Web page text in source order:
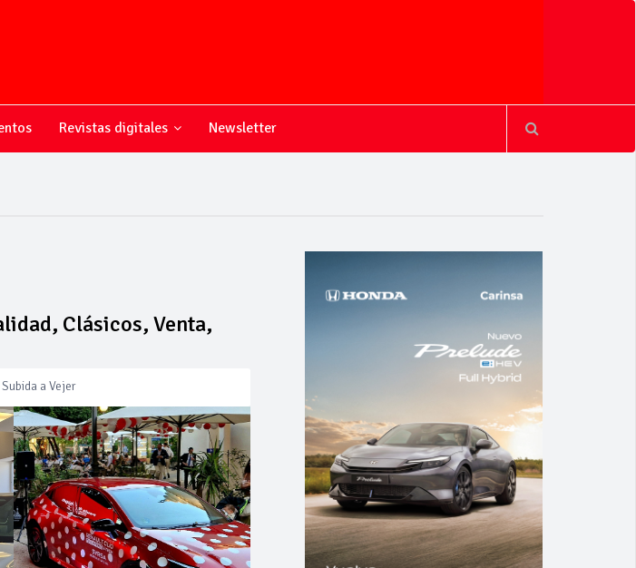
Revistas digitales Newsletter
Clásicos, Venta,
a Vejer
Los Barrios
de Cadimar